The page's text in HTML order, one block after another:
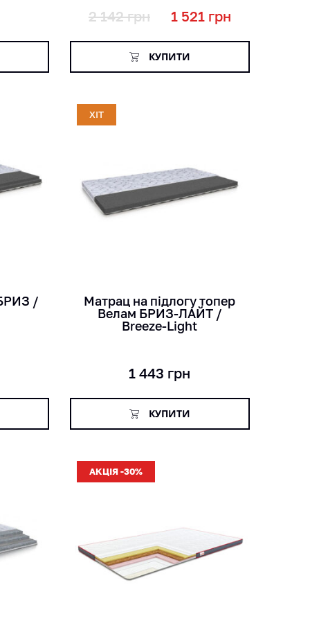
2 142грн 1 521 грн
КУПИТИ
/
ХІТ
Матрац на підлогу топер
Велам БРИЗ-ЛАЙТ /
Breeze-Light
1 443 грн
КУПИТИ
АКЦІЯ -30%